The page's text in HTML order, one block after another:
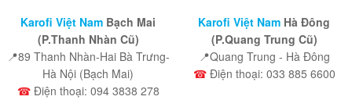
Karofi Việt Nam Bạch Mai
(P.Thanh Nhàn Cũ)
📍89 Thanh Nhàn-Hai Bà Trưng-
Hà Nội (Bạch Mai)
☎ Điện thoại: 094 3838 278
Karofi Việt Nam Hà Đông
(P.Quang Trung Cũ)
📍Quang Trung - Hà Đông
☎ Điện thoại: 033 885 6600